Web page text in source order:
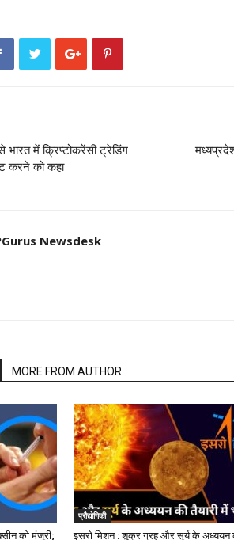
भारत में क्रिप्टोकरेंसी ट्रेडिंग
करने को कहा
Newsdesk
MORE FROM AUTHOR
को मंजूरी;
प्रौद्योगिकी
इसरो मिशन : शुक्र ग्रह और सूर्य के अध्ययन